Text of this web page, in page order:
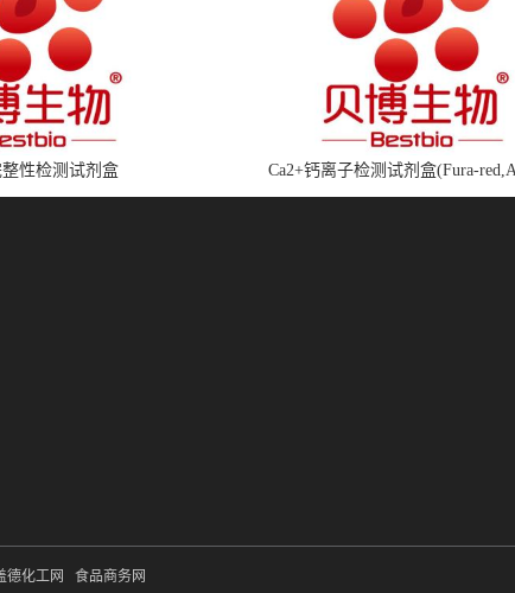
性检测试剂盒 Ca2+钙离子检测试剂盒(Fura-
德化工网 食品商务网